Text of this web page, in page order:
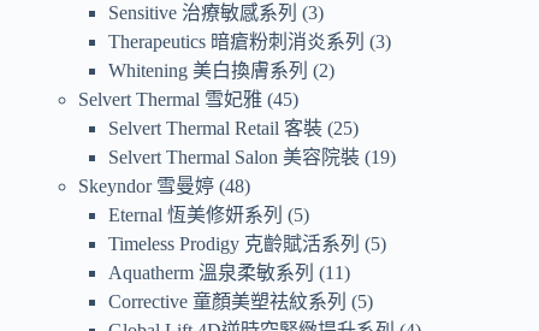
Sensitive 治療敏感系列
3
Therapeutics 暗瘡粉刺消炎系列
3
Whitening 美白換膚系列
2
Selvert Thermal 雪妃雅 45
Selvert Thermal Retail 客裝 25
Selvert Thermal Salon 美容院裝 19
Skeyndor 雪曼婷 48
Eternal 恆美修妍系列
5
Timeless Prodigy 克齡賦活系列
5
Aquatherm 溫泉柔敏系列
11
Corrective 童顏美塑祛紋系列
5